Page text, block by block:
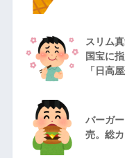
スリム
国宝に
「日高
バーガ
売。総